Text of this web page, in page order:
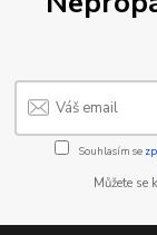
Souhlasím se
Můžete